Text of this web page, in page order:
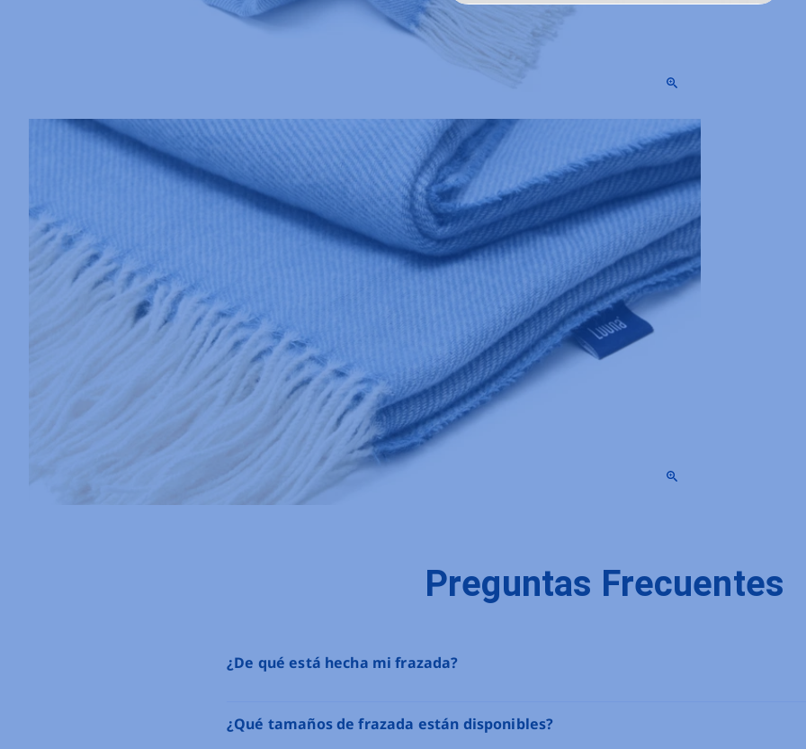
Preguntas Frecuentes
¿De qué está hecha mi frazada?
¿Qué tamaños de frazada están disponibles?